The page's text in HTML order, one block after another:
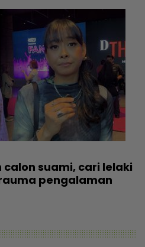
suami, cari lelaki
pengalaman